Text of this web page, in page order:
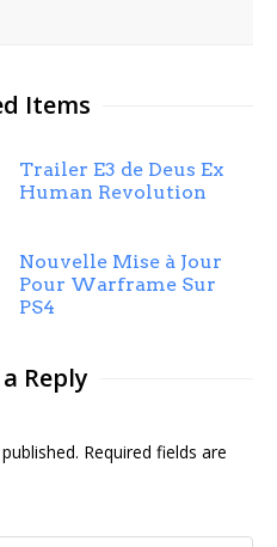
Items
Trailer E3 de Deus Ex
Human Revolution
Nouvelle Mise à Jour
Pour Warframe Sur
PS4
Reply
Required fields are